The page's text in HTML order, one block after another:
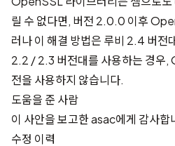
릴 수 없다면, 버전 2.0.0 이후
러나 이 해결 방법은 루비 2.4 버전
2.2 / 2.3 버전대를 사용하는 경우
전을 사용하지 않습니다.
도움을 준 사람
이 사안을 보고한asac에게 감사합
수정 이력